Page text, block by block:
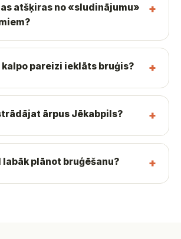
atšķiras no «sludinājumu»
kalpo pareizi ieklāts bruģis?
ārpus Jēkabpils?
labāk plānot bruģēšanu?